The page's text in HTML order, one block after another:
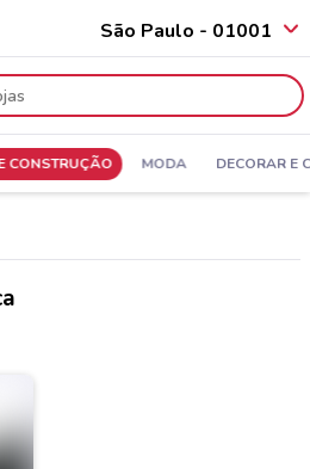
São Paulo - 01001
CONSTRUÇÃO MODA DECORAR E